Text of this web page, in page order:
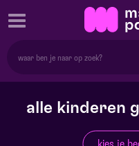
alle kinderen
kies je